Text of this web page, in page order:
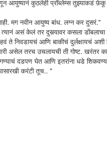
आयुष्यानं कुठलेही प्रॉब्लेम्स तुझ्याकडं
मग नवीन आयुष्य बांध. लग्न कर दुसरं."
असं केलं तर दुसर्‍यावर कसला
निवडायचं आणि बाकीचं दुर्लक्षायचं अशी
असेल तरच उचलायची ती गोष्ट. खरंतर
दडपण घेत आणि इतरांना धडे
करंटी तूच.. "